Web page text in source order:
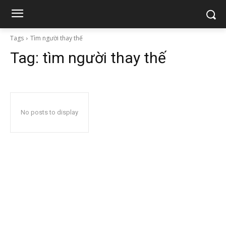
Tags Tìm người thay thế
Tag: tìm người thay thế
No posts to display